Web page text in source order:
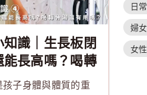
知識｜生長板閉
能長高嗎？喝轉
有用嗎？
孩子身體與體質的重
日
婦
女